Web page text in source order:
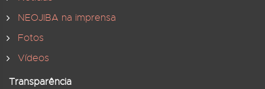
NEOJIBA na imprensa
Fotos
Vídeos
Transparência